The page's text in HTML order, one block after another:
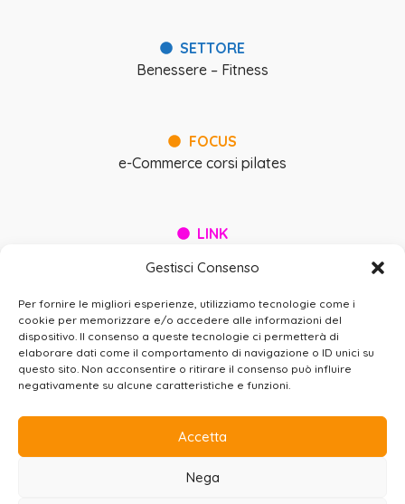
Gestisci Consenso
Per fornire le migliori esperienze, utilizziamo tecnologie come i
cookie per memorizzare e/o accedere alle informazioni del
dispositivo. Il consenso a queste tecnologie ci permetterà di
elaborare dati come il comportamento di navigazione o ID unici su
questo sito. Non acconsentire o ritirare il consenso può influire
negativamente su alcune caratteristiche e funzioni.
Accetta
Nega
SETTORE
Benessere – Fitness
FOCUS
e-Commerce corsi pilates
LINK
BEEWIRED SRL
Via Gualtiero Serafino, 8 – 00136 Roma (IT)
+39 06 37.500.503 |info@beewired.it |
beewired@legalmail.it
PRIVACYCOOKIECREDITSSITEMAP